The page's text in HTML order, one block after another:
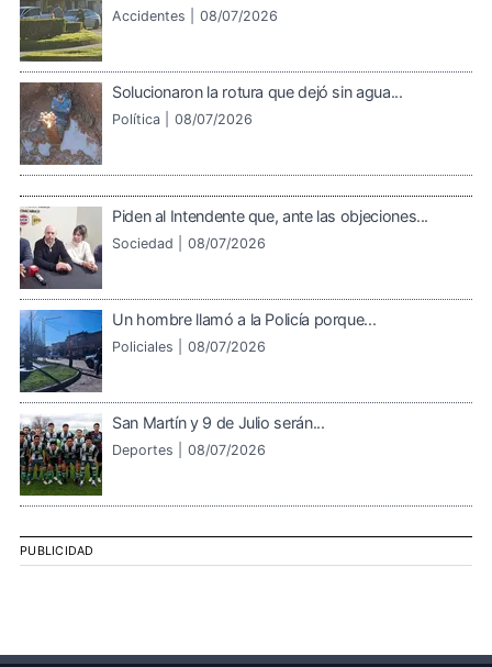
Accidentes | 08/07/2026
Solucionaron la rotura que dejó sin agua...
Política | 08/07/2026
Piden al Intendente que, ante las objeciones...
Sociedad | 08/07/2026
Un hombre llamó a la Policía porque...
Policiales | 08/07/2026
San Martín y 9 de Julio serán...
Deportes | 08/07/2026
PUBLICIDAD